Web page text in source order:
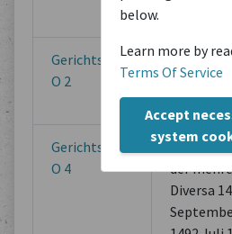
below.
Learn more by
Terms Of Service
Accept
system
Gerichtsarchiv
O 2
der
Diversa
Gerichtsarchiv
O 4
der
Diversa